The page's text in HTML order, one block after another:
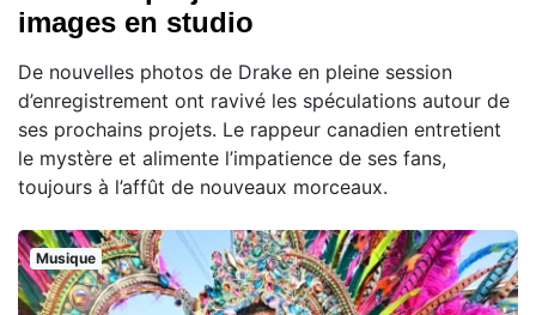
images en studio
De nouvelles photos de Drake en pleine session
d’enregistrement ont ravivé les spéculations autour de
ses prochains projets. Le rappeur canadien entretient
le mystère et alimente l’impatience de ses fans,
toujours à l’affût de nouveaux morceaux.
Musique